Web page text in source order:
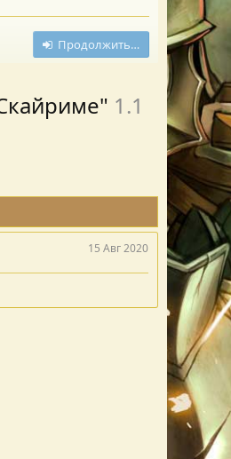
Продолжить…
1.1
15 Авг 2020